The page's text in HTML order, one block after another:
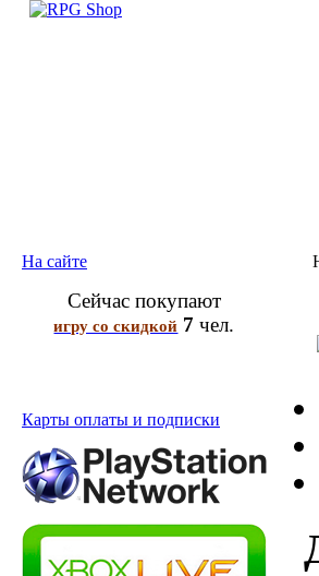
На сайте
Сейчас покупают
игру со скидкой 7 чел.
Карты оплаты и подписки